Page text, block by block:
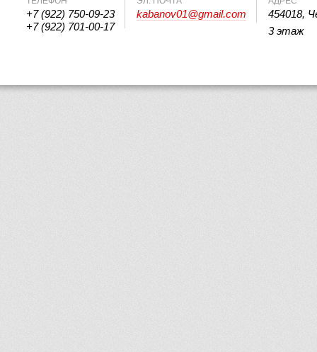
+7 (922) 750-09-23
+7 (922) 701-00-17
kabanov01@gmail.com
454018,
3 этаж